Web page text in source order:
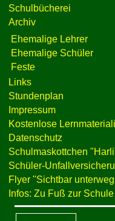
Schulbücherei
Archiv
Ehemalige Lehrer
Ehemalige Schüler
Feste
Links
Stundenplan
Impressum
Kostenlose
Datenschutz
Schulmaskottchen
Schüler-
Flyer "Sichtbar
Infos: Zu Fuß zur Schule